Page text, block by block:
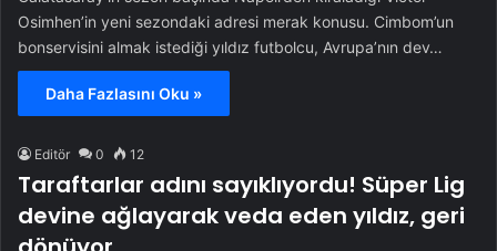
Osimhen’in yeni sezondaki adresi merak konusu. Cimbom’un
bonservisini almak istediği yıldız futbolcu, Avrupa’nın dev…
Daha Fazlasını Oku »
Editör 0 12
Taraftarlar adını sayıklıyordu! Süper Lig
devine ağlayarak veda eden yıldız, geri